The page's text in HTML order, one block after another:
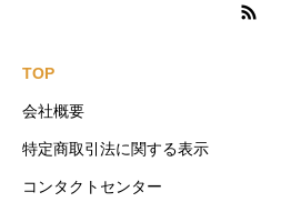
TOP
会社概要
特定商取引法に関する表示
コンタクトセンター